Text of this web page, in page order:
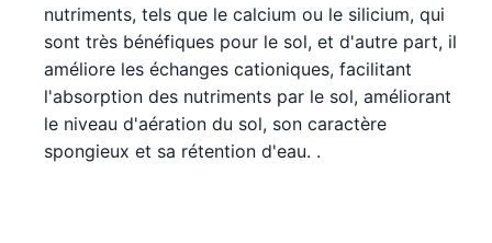
nutriments, tels que le calcium ou le silicium, qui
sont très bénéfiques pour le sol, et d'autre part, il
améliore les échanges cationiques, facilitant
l'absorption des nutriments par le sol, améliorant
le niveau d'aération du sol, son caractère
spongieux et sa rétention d'eau. .